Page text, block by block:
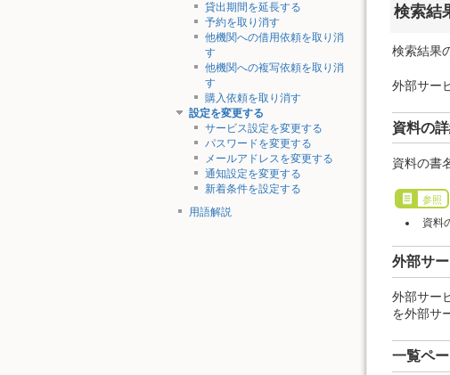
貸出期間を延長する
予約を取り消す
他機関への借用依頼を取り消
す
他機関への複写依頼を取り消
す
購入依頼を取り消す
設定を変更する
サービス設定を変更する
パスワードを変更する
メールアドレスを変更する
通知設定を変更する
新着条件を設定する
用語解説
検索結
検索結果
外部サー
資料の
資料の書
参照
資料
外部サ
外部サー
を外部サ
一覧ペ